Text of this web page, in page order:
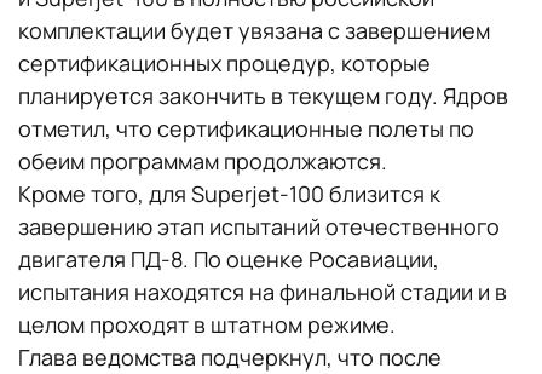
комплектации будет увязана с завершением
сертификационных процедур, которые
планируется закончить в текущем году. Ядров
отметил, что сертификационные полеты по
обеим программам продолжаются.
Кроме того, для Superjet-100 близится к
завершению этап испытаний отечественного
двигателя ПД-8. По оценке Росавиации,
испытания находятся на финальной стадии и в
целом проходят в штатном режиме.
Глава ведомства подчеркнул, что после